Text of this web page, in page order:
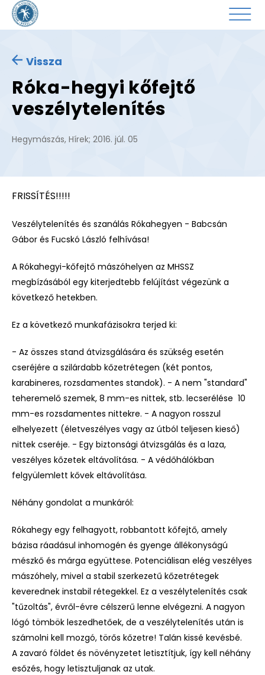
Vissza
Róka-hegyi kőfejtő
veszélytelenítés
Hegymászás, Hírek; 2016. júl. 05
FRISSÍTÉS!!!!!
Veszélytelenítés és szanálás Rókahegyen - Babcsán
Gábor és Fucskó László felhívása!
A Rókahegyi-kőfejtő mászóhelyen az MHSSZ
megbízásából egy kiterjedtebb felújítást végezünk a
következő hetekben.
Ez a következő munkafázisokra terjed ki:
- Az összes stand átvizsgálására és szükség esetén
cseréjére a szilárdabb kőzetrétegen (két pontos,
karabineres, rozsdamentes standok). - A nem "standard"
teheremelő szemek, 8 mm-es nittek, stb. lecserélése 10
mm-es rozsdamentes nittekre. - A nagyon rosszul
elhelyezett (életveszélyes vagy az útból teljesen kieső)
nittek cseréje. - Egy biztonsági átvizsgálás és a laza,
veszélyes kőzetek eltávolítása. - A védőhálókban
felgyülemlett kővek eltávolítása.
Néhány gondolat a munkáról:
Rókahegy egy felhagyott, robbantott kőfejtő, amely
bázisa ráadásul inhomogén és gyenge állékonyságú
mészkő és márga együttese. Potenciálisan elég veszélyes
mászóhely, mivel a stabil szerkezetű kőzetrétegek
keverednek instabil rétegekkel. Ez a veszélytelenítés csak
"tűzoltás", évről-évre célszerű lenne elvégezni. A nagyon
lógó tömbök leszedhetőek, de a veszélytelenítés után is
számolni kell mozgó, törős kőzetre! Talán kissé kevésbé.
A zavaró földet és növényzetet letisztítjuk, így kell néhány
esőzés, hogy letisztuljanak az utak.